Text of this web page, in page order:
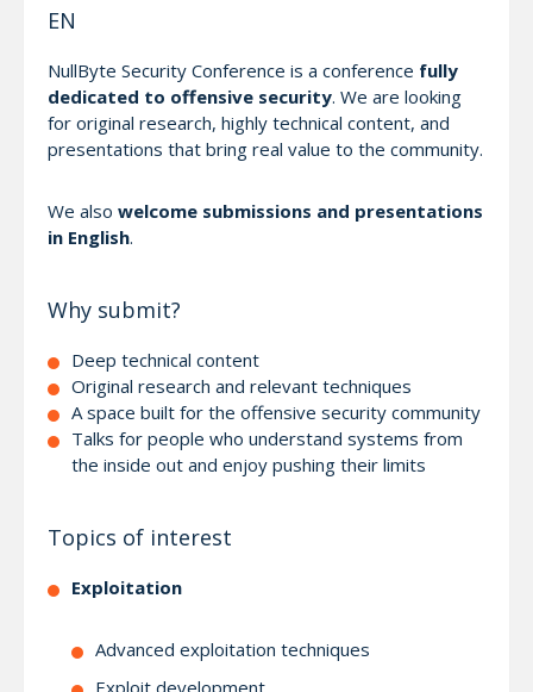
EN
NullByte Security Conference is a conference fully
dedicated to offensive security. We are looking
for original research, highly technical content, and
presentations that bring real value to the community.
We also welcome submissions and presentations
in English.
Why submit?
Deep technical content
Original research and relevant techniques
A space built for the offensive security community
Talks for people who understand systems from
the inside out and enjoy pushing their limits
Topics of interest
Exploitation
Advanced exploitation techniques